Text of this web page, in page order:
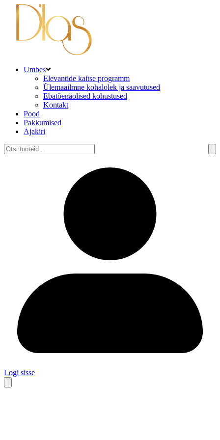
Umbes
Elevantide kaitse programm
Ülemaailmne kohalolek ja saavutused
Ebatõenäolised kohustused
Kontakt
Pood
Pakkumised
Ajakiri
Otsi:
Logi sisse